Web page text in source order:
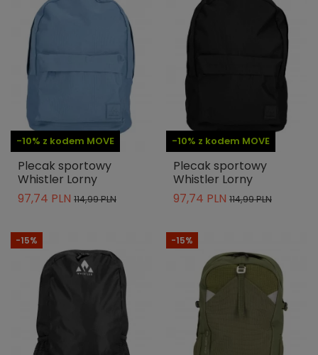
-10% z kodem MOVE
Plecak sportowy
Whistler Lorny
97,74 PLN 114,99 PLN
-10% z kodem MOVE
Plecak sportowy
Whistler Lorny
97,74 PLN 114,99 PLN
-15% -15%